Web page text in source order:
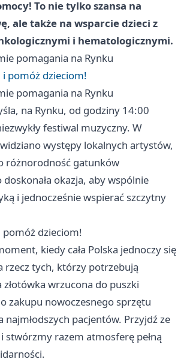
To nie tylko szansa na
ale także na wsparcie dzieci z
i hematologicznymi.
pomagania na Rynku
i pomóż dzieciom!
pomagania na Rynku
na Rynku, od godziny 14:00
festiwal muzyczny. W
występy lokalnych artystów,
różnorodność gatunków
okazja, aby wspólnie
i jednocześnie wspierać szczytny
pomóż dzieciom!
kiedy cała Polska jednoczy się
rzecz tych, którzy potrzebują
złotówka wrzucona do puszki
zakupu nowoczesnego sprzętu
najmłodszych pacjentów. Przyjdź ze
stwórzmy razem atmosferę pełną